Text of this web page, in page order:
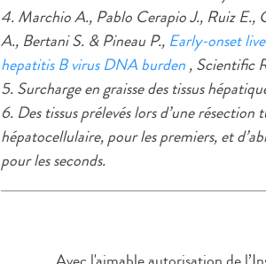
4. Marchio A., Pablo Cerapio J., Ruiz E.,
A., Bertani S. & Pineau P., Early-onset
hepatitis B virus DNA burden, Scientific
5. Surcharge en graisse des tissus
6. Des tissus prélevés lors d’une
hépatocellulaire, pour les premiers, et
pour les seconds.